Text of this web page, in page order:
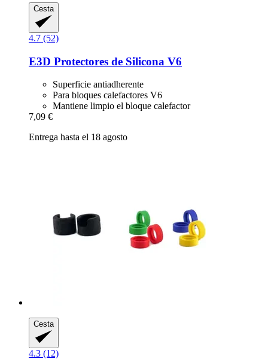
Cesta
4.7 (52)
E3D Protectores de Silicona V6
Superficie antiadherente
Para bloques calefactores V6
Mantiene limpio el bloque calefactor
7,09 €
Entrega hasta el 18 agosto
Cesta
4.3 (12)